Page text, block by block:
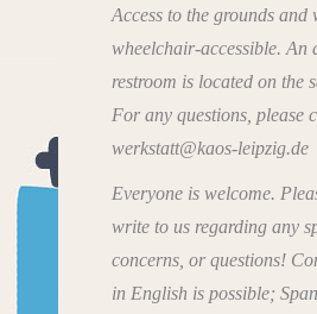
Access to the grounds and
wheelchair-accessible. An
restroom is located on the
For any questions, please
werkstatt@kaos-leipzig.de
Everyone is welcome.
write to us regarding any
concerns, or questions!
in English is possible;